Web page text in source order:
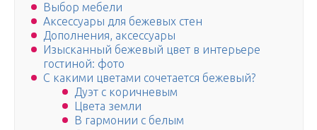
Выбор мебели
Аксессуары для бежевых стен
Дополнения, аксессуары
Изысканный бежевый цвет в интерьере
гостиной: фото
С какими цветами сочетается бежевый?
Дуэт с коричневым
Цвета земли
В гармонии с белым